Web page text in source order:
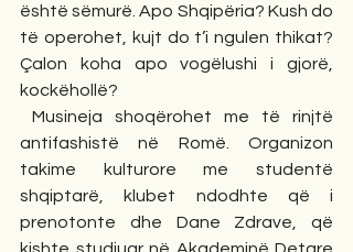
është sëmurë. Apo Shqipëria? Kush do
të operohet, kujt do t’i ngulen thikat?
Çalon koha apo vogëlushi i gjorë,
kockëhollë?
Musineja shoqërohet me të rinjtë
antifashistë në Romë. Organizon
takime kulturore me studentë
shqiptarë, klubet ndodhte që i
prenotonte dhe Dane Zdrave, që